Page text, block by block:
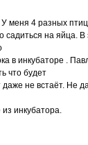
меня 4 разных
садиться на яйца. В
в инкубаторе .
что будет
не встаёт. Не
инкубатора.